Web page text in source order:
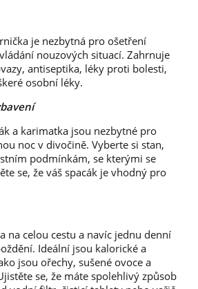
je nezbytná pro ošetření
nouzových situací. Zahrnuje
antiseptika, léky proti bolesti,
osobní léky.
a karimatka jsou nezbytné pro
noc v divočině. Vyberte si stan,
podmínkám, se kterými se
se, že váš spacák je vhodný pro
na celou cestu a navíc jednu denní
Ideální jsou kalorické a
jsou ořechy, sušené ovoce a
se, že máte spolehlivý způsob